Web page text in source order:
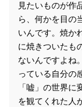
見たいものが作
ら、何かを目の
いんです。焼か
に焼きついたも
ないんですよね
っている自分の
「嘘」の世界
を観てくれた人